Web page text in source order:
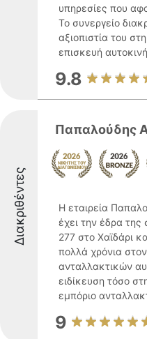
υπηρεσίες που
Το συνεργείο
αξιοπιστία του
επισκευή
9.8
Διακριθέντες
Παπαλούδης
Η εταιρεία
έχει την έδρα
277 στο Χαϊδάρι
πολλά χρόνια
ανταλλακτικών
ειδίκευση τόσο
εμπόριο
9